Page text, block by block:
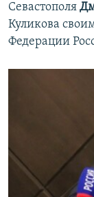
Севастополя
Куликова
Федерации